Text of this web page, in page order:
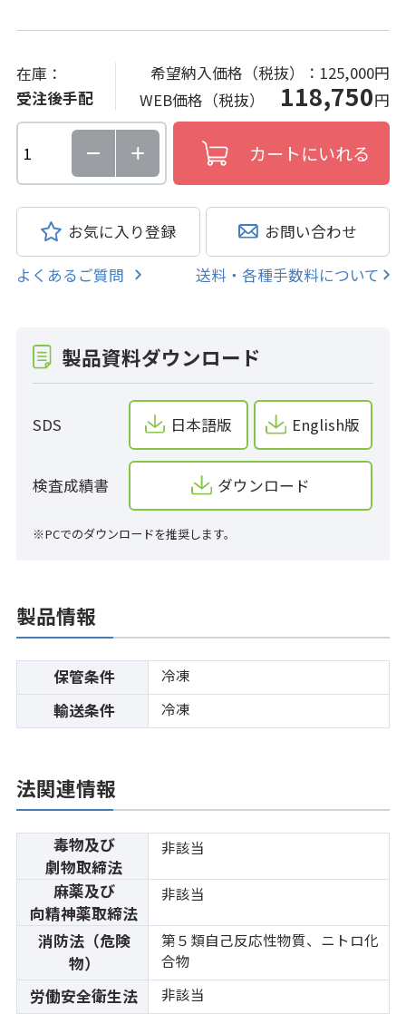
在庫：
受注後手配
希望納入価格（税抜）： 125,000円
WEB価格（税抜） 118,750円
お気に入り登録 お問い合わせ
よくあるご質問 送料・各種手数料について
製品資料ダウンロード
SDS 日本語版 English版
検査成績書 ダウンロード
※PCでのダウンロードを推奨します。
製品情報
保管条件 冷凍
輸送条件 冷凍
法関連情報
毒物及び
劇物取締法
非該当
麻薬及び
向精神薬取締法
非該当
消防法（危険
物）
第５類自己反応性物質、ニトロ化
合物
労働安全衛生法 非該当